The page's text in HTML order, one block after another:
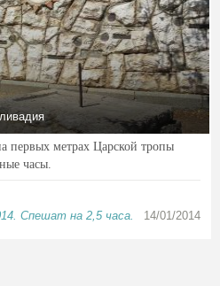
первых метрах Царской тропы
часы.
Спешат на 2,5 часа. 14/01/2014